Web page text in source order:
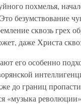
похмелья,
безумствование
сквозь грех
даже Христа
его особенно
до границ
«музыка